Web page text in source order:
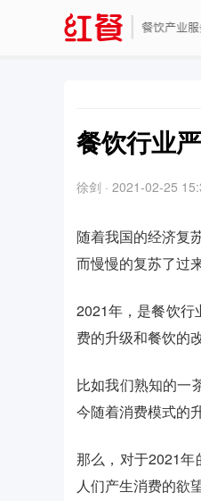
餐饮行业
徐剑 · 2021-02-25
随着我国的经济复
而慢慢的复苏了过
2021年，是餐饮行
费的升级和餐饮的
比如我们熟知的一
今随着消费模式的
那么，对于2021年
人们产生消费的欲